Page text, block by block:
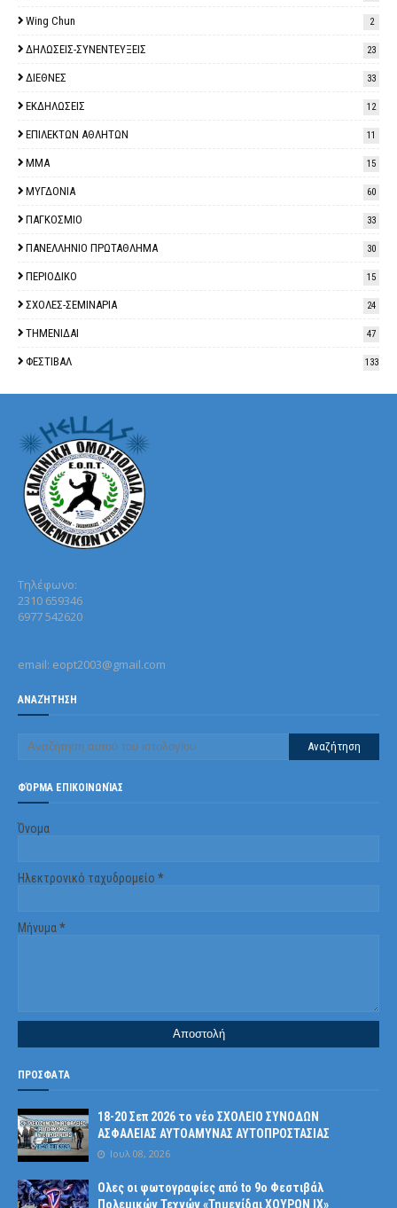
Wing Chun 2
ΔΗΛΩΣΕΙΣ-ΣΥΝΕΝΤΕΥΞΕΙΣ 23
ΔΙΕΘΝΕΣ 33
ΕΚΔΗΛΩΣΕΙΣ 12
ΕΠΙΛΕΚΤΩΝ ΑΘΛΗΤΩΝ 11
ΜΜΑ 15
ΜΥΓΔΟΝΙΑ 60
ΠΑΓΚΟΣΜΙΟ 33
ΠΑΝΕΛΛΗΝΙΟ ΠΡΩΤΑΘΛΗΜΑ 30
ΠΕΡΙΟΔΙΚΟ 15
ΣΧΟΛΕΣ-ΣΕΜΙΝΑΡΙΑ 24
ΤΗΜΕΝΙΔΑΙ 47
ΦΕΣΤΙΒΑΛ 133
Τηλέφωνo:
2310 659346
6977 542620
email: eopt2003@gmail.com
ΑΝΑΖΉΤΗΣΗ
ΦΌΡΜΑ ΕΠΙΚΟΙΝΩΝΊΑΣ
Όνομα
Ηλεκτρονικό ταχυδρομείο *
Μήνυμα*
ΠΡΟΣΦΑΤΑ
18-20 Σεπ 2026 το νέο ΣΧΟΛΕΙΟ ΣΥΝΟΔΩΝ
ΑΣΦΑΛΕΙΑΣ ΑΥΤΟΑΜΥΝΑΣ ΑΥΤΟΠΡΟΣΤΑΣΙΑΣ
Ιουλ 08, 2026
Ολες οι φωτογραφίες από tο 9ο Φεστιβάλ
Πολεμικών Τεχνών «Τημενίδαι ΧΟΥΡΟΝ ΙΧ»